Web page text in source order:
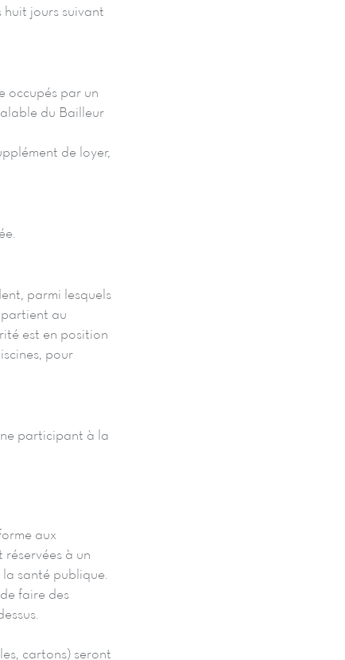
jours suivant
occupés par un
du Bailleur
de loyer,
parmi lesquels
au
est en position
pour
participant à la
aux
à un
santé publique.
faire des
cartons) seront